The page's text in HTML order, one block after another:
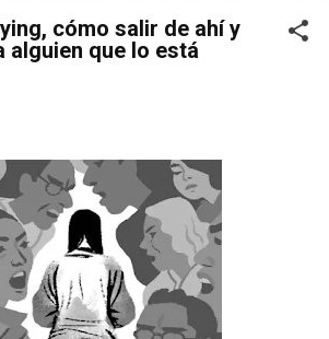
cómo salir de ahí y
alguien que lo está